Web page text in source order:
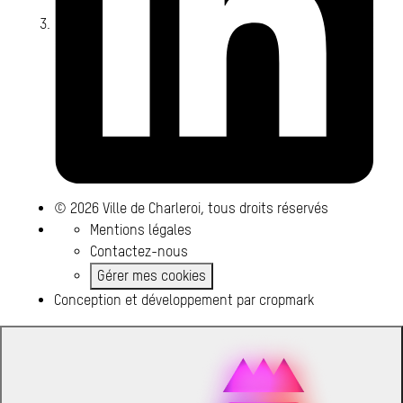
© 2026 Ville de Charleroi, tous droits réservés
Mentions légales
Contactez-nous
Gérer mes cookies
Conception et développement par cropmark